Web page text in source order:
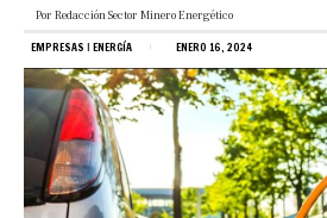
Por Redacción Sector Minero Energético
EMPRESAS | ENERGÍA ENERO 16, 2024